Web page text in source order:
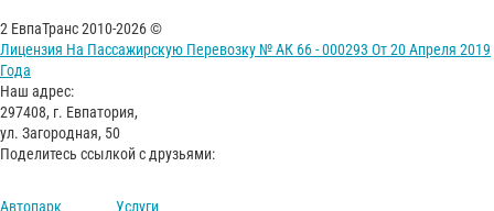
2 ЕвпаТранс 2010-2026 ©
Лицензия На Пассажирскую Перевозку № АК 66 - 000293 От 20 Апреля 2019
Года
Наш адрес:
297408, г. Евпатория,
ул. Загородная, 50
Поделитесь ссылкой с друзьями:
Автопарк Услуги